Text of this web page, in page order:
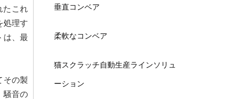
たこれ
処理す
は、最
その製
騒音の
垂直コンベア
柔軟なコンベア
猫スクラッチ自動生産ラインソリュ
ーション